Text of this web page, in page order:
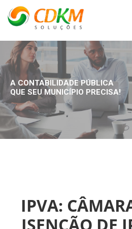
A CONTABILIDADE PÚBLICA
QUE SEU MUNICÍPIO PRECISA!
IPVA:
ISENÇÃO DE